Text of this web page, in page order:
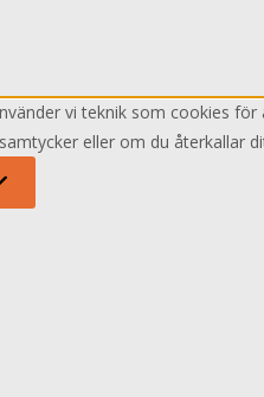
vi teknik som cookies
eller om du återkallar